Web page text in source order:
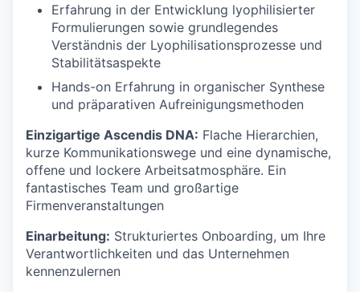
Erfahrung in der Entwicklung lyophilisierter
Formulierungen sowie grundlegendes
Verständnis der Lyophilisationsprozesse und
Stabilitätsaspekte
Hands-on Erfahrung in organischer Synthese
und präparativen Aufreinigungsmethoden
Einzigartige Ascendis DNA: Flache Hierarchien,
kurze Kommunikationswege und eine dynamische,
offene und lockere Arbeitsatmosphäre. Ein
fantastisches Team und großartige
Firmenveranstaltungen
Einarbeitung: Strukturiertes Onboarding, um Ihre
Verantwortlichkeiten und das Unternehmen
kennenzulernen